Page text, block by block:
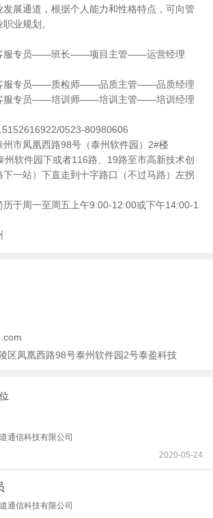
发展通道，根据个人能力和性格特点，可向管
业规划。
服专员——班长——项目主管——运营经理
服专员——质检师——品质主管——品质经理
服专员——培训师——培训主管——培训经理
0523-80980606
市凤凰西路98号（泰州软件园）2#楼
州软件园下或者116路、19路至市高新技术创
下一站）下直走到十字路口（不过马路）左拐
于周一至周五上午9:00-12:00或下午14:00-1
区凤凰西路98号泰州软件园2号泰盈科技
通信科技有限公司
2020-05-24
通信科技有限公司